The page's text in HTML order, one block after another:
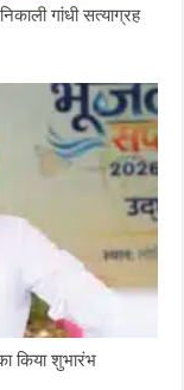
गांधी सत्याग्रह
किया शुभारंभ